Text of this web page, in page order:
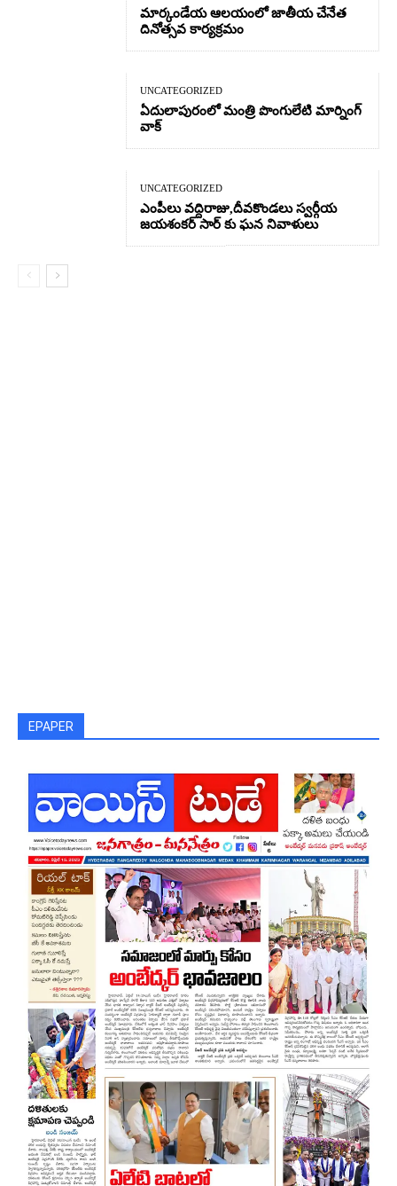
మార్కండేయ ఆలయంలో జాతీయ చేనేత
దినోత్సవ కార్యక్రమం
UNCATEGORIZED
ఏదులాపురంలో మంత్రి పొంగులేటి మార్నింగ్
వాక్
UNCATEGORIZED
ఎంపీలు వద్దిరాజు,దీవకొండలు స్వర్గీయ
జయశంకర్ సార్ కు ఘన నివాళులు
EPAPER